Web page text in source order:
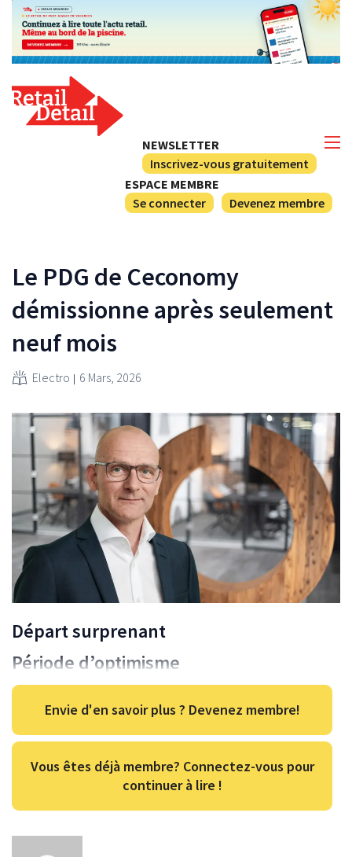
NEWSLETTER
Inscrivez-vous gratuitement
ESPACE MEMBRE
Se connecter
Devenez membre
Le PDG de Ceconomy
démissionne après seulement
neuf mois
Electro 6 Mars, 2026
Départ surprenant
Période d’optimisme
Envie d'en savoir plus ? Devenez membre!
Vous êtes déjà membre? Connectez-vous pour
continuer à lire !